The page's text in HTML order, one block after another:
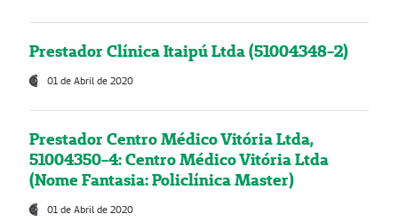
Prestador Clínica Itaipú Ltda (51004348-2)
01 de Abril de 2020
Prestador Centro Médico Vitória Ltda,
51004350-4: Centro Médico Vitória Ltda
(Nome Fantasia: Policlínica Master)
01 de Abril de 2020